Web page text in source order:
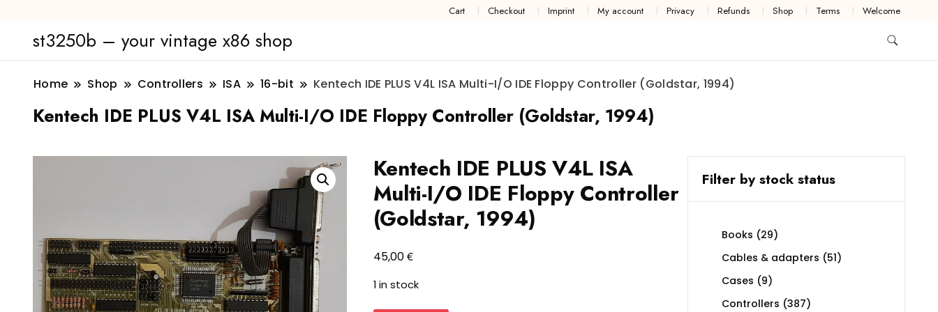
Cart Checkout Imprint My account Privacy Refunds Shop Terms Welcome
st3250b – your vintage x86 shop
Home Shop Controllers ISA 16-bit Kentech IDE PLUS V4L ISA Multi-I/O IDE Floppy Controller (Goldstar, 1994)
Kentech IDE PLUS V4L ISA Multi-I/O IDE Floppy Controller (Goldstar, 1994)
Kentech IDE PLUS V4L ISA
Multi-I/O IDE Floppy Controller
(Goldstar, 1994)
45,00€
1 in stock
Filter by stock status
Books 2929
Cables & adapters 5151
Cases 99
products
Controllers 387387